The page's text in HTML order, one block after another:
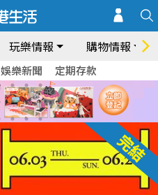
玩樂情報 購物情報
娛樂新聞 定期存款